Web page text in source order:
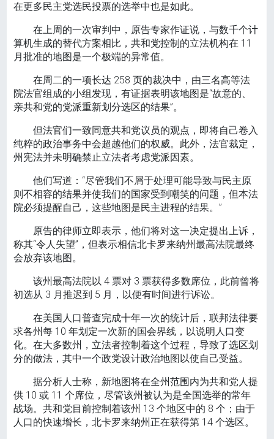
在更多民主党选民投票的选举中也是如此。
在上周的一次审判中，原告专家作证说，与数千个计
算机生成的替代方案相比，共和党控制的立法机构在 11
月批准的地图是一个极端的异常值。
在周二的一项长达 258 页的裁决中，由三名高等法
院法官组成的小组发现，有证据表明该地图是“故意的、
亲共和党的党派重新划分选区的结果”。
但法官们一致同意共和党议员的观点，即将自己卷入
纯粹的政治事务中会超越他们的权威。此外，法官裁定，
州宪法并未明确禁止立法者考虑党派因素。
他们写道：“尽管我们不屑于处理可能导致与民主原
则不相容的结果并使我们的国家受到嘲笑的问题，但本法
院必须提醒自己，这些地图是民主进程的结果。”
原告的律师立即表示，他们将对这一决定提出上诉，
称其“令人失望”，但表示相信北卡罗来纳州最高法院最终
会放弃该地图。
该州最高法院以 4 票对 3 票获得多数席位，此前曾将
初选从 3 月推迟到 5 月，以便有时间进行诉讼。
在美国人口普查完成十年一次的统计后，联邦法律要
求各州每 10 年划定一次新的国会界线，以说明人口变
化。在大多数州，立法者控制着这个过程，导致了选区划
分的做法，其中一个政党设计政治地图以使自己受益。
据分析人士称，新地图将在全州范围内为共和党人提
供 10 或 11 个席位，尽管该州被认为是全国选举的常年
战场。共和党目前控制着该州 13 个地区中的 8 个；由于
人口的快速增长，北卡罗来纳州正在获得第 14 个选区。